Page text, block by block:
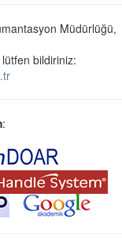
Müdürlüğü,
bildiriniz:
: